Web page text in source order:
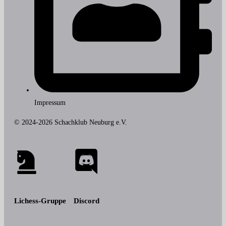
Impressum
© 2024-2026 Schachklub Neuburg e.V.
Lichess-Gruppe Discord